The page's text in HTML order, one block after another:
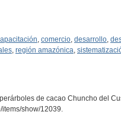
comercio desarrollo
región amazónica
de cacao Chuncho del
show/12039